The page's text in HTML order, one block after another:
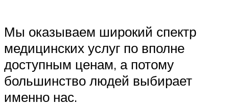
Мы оказываем широкий спектр
медицинских услуг по вполне
доступным ценам, а потому
большинство людей выбирает
именно нас.